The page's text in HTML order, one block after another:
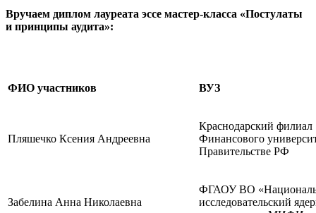
Вручаем диплом лауреата эссе мастер-класса «Постулаты
и принципы аудита»:
ФИО участников ВУЗ
Пляшечко Ксения Андреевна
Краснодарский филиал
Финансового
Правительстве РФ
Забелина Анна Николаевна
ФГАОУ ВО
исследовательский